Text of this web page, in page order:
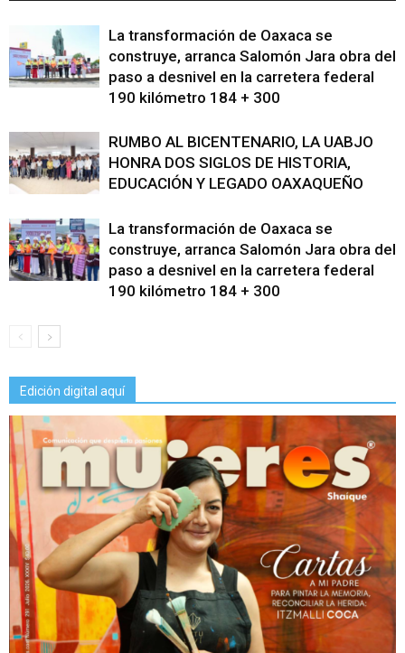
La transformación de Oaxaca se
construye, arranca Salomón Jara obra del
paso a desnivel en la carretera federal
190 kilómetro 184 + 300
RUMBO AL BICENTENARIO, LA UABJO
HONRA DOS SIGLOS DE HISTORIA,
EDUCACIÓN Y LEGADO OAXAQUEÑO
La transformación de Oaxaca se
construye, arranca Salomón Jara obra del
paso a desnivel en la carretera federal
190 kilómetro 184 + 300
Edición digital aquí